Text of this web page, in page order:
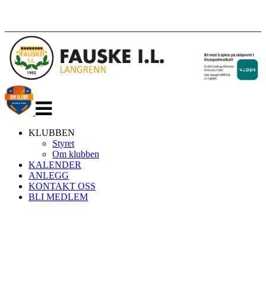
navigasjon
KLUBBEN
Styret
Om klubben
KALENDER
ANLEGG
KONTAKT OSS
BLI MEDLEM